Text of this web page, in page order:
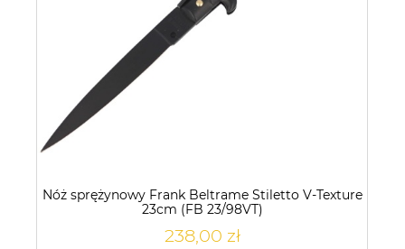
Nóż sprężynowy Frank Beltrame Stiletto V-Texture
23cm (FB 23/98VT)
238,00 zł